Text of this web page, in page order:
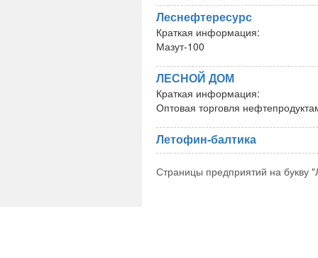
Леснефтересурс
Краткая информация:
Мазут-100
ЛЕСНОЙ ДОМ
Краткая информация:
Оптовая торговля
Летофин-балтика
Страницы предприятий на букву